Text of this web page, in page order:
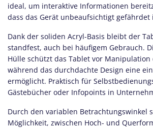
ideal, um interaktive Informationen
dass das Gerät unbeaufsichtigt gefährdet
Dank der soliden Acryl-Basis bleibt der
standfest, auch bei häufigem Gebrauch.
Hülle schützt das Tablet vor Manipulation
während das durchdachte Design eine
ermöglicht. Praktisch für
Gästebücher oder Infopoints in
Durch den variablen Betrachtungswinkel
Möglichkeit, zwischen Hoch- und